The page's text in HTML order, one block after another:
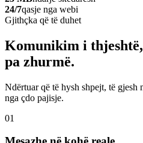
24/7qasje nga webi
Gjithçka që të duhet
Komunikim i thjeshtë,
pa zhurmë.
Ndërtuar që të hysh shpejt, të gjesh
nga çdo pajisje.
01